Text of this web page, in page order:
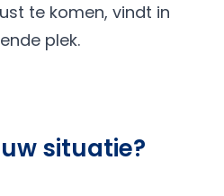
te komen, vindt in
plek.
situatie?